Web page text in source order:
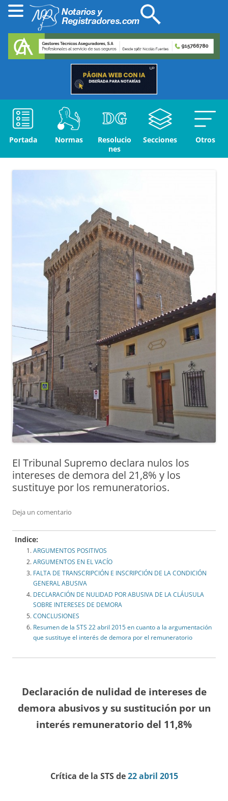
Portada Normas
Resolucio
nes
Secciones Otros
El Tribunal Supremo declara nulos los
intereses de demora del 21,8% y los
sustituye por los remuneratorios.
Deja un comentario
Indice:
ARGUMENTOS POSITIVOS
ARGUMENTOS EN EL VACÍO
FALTA DE TRANSCRIPCIÓN E INSCRIPCIÓN DE LA CONDICIÓN
GENERAL ABUSIVA
DECLARACIÓN DE NULIDAD POR ABUSIVA DE LA CLÁUSULA
SOBRE INTERESES DE DEMORA
CONCLUSIONES
Resumen de la STS 22 abril 2015 en cuanto a la argumentación
que sustituye el interés de demora por el remuneratorio
Declaración de nulidad de intereses de
demora abusivos y su sustitución por un
interés remuneratorio del 11,8%
Crítica de la STS de22 abril 2015